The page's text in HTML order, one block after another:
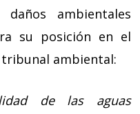
ambientales
su posición en el
ambiental:
de las aguas